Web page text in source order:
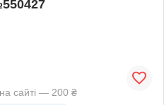
сайті — 200 ₴